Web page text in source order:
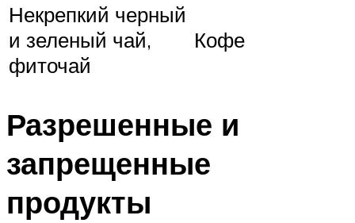
Некрепкий черный
и зеленый чай,
фиточай
Кофе
Разрешенные и
запрещенные
продукты